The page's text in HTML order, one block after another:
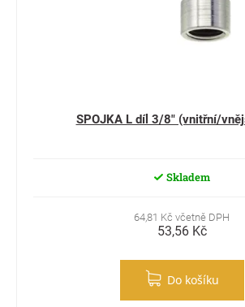
SPOJKA L díl 3/8" (vnitřní/
Skladem
64,81 Kč včetně DPH
53,56 Kč
Do košíku